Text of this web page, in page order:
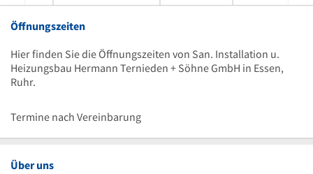
Öffnungszeiten
Hier finden Sie die Öffnungszeiten von San. Installation u.
Heizungsbau Hermann Ternieden + Söhne GmbH in Essen,
Ruhr.
Termine nach Vereinbarung
Über uns